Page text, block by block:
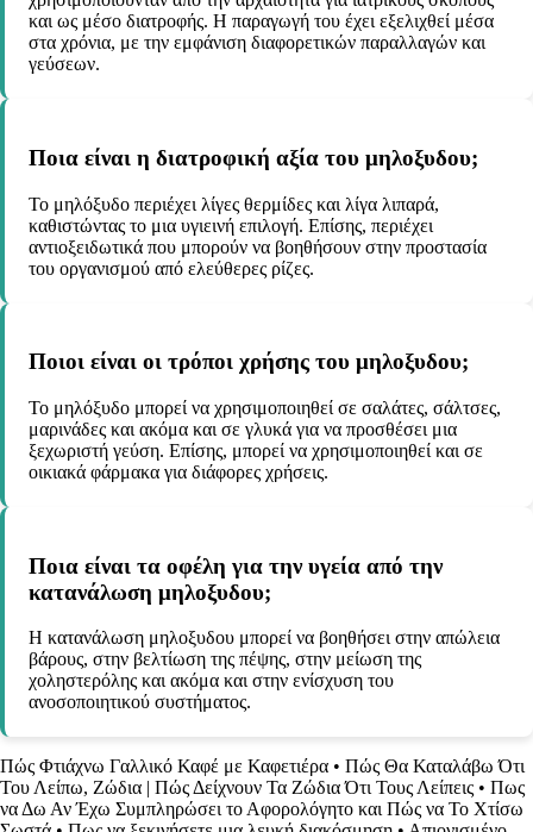
και ως μέσο διατροφής. Η παραγωγή του έχει εξελιχθεί μέσα
στα χρόνια, με την εμφάνιση διαφορετικών παραλλαγών και
γεύσεων.
Ποια είναι η διατροφική αξία του μηλοξυδου;
Το μηλόξυδο περιέχει λίγες θερμίδες και λίγα λιπαρά,
καθιστώντας το μια υγιεινή επιλογή. Επίσης, περιέχει
αντιοξειδωτικά που μπορούν να βοηθήσουν στην προστασία
του οργανισμού από ελεύθερες ρίζες.
Ποιοι είναι οι τρόποι χρήσης του μηλοξυδου;
Το μηλόξυδο μπορεί να χρησιμοποιηθεί σε σαλάτες, σάλτσες,
μαρινάδες και ακόμα και σε γλυκά για να προσθέσει μια
ξεχωριστή γεύση. Επίσης, μπορεί να χρησιμοποιηθεί και σε
οικιακά φάρμακα για διάφορες χρήσεις.
Ποια είναι τα οφέλη για την υγεία από την
κατανάλωση μηλοξυδου;
Η κατανάλωση μηλοξυδου μπορεί να βοηθήσει στην απώλεια
βάρους, στην βελτίωση της πέψης, στην μείωση της
χοληστερόλης και ακόμα και στην ενίσχυση του
ανοσοποιητικού συστήματος.
Πώς Φτιάχνω Γαλλικό Καφέ με Καφετιέρα • Πώς Θα Καταλάβω Ότι
Του Λείπω, Ζώδια | Πώς Δείχνουν Τα Ζώδια Ότι Τους Λείπεις • Πως
να Δω Αν Έχω Συμπληρώσει το Αφορολόγητο και Πώς να Το Χτίσω